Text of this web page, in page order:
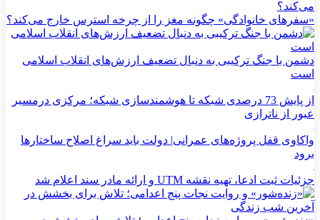
«سفرهای خانوادگی» چگونه مغز را از چرخه استرس خارج می‌کند؟
دشمن با جنگ ترکیبی به دنبال تضعیف ارزش‌های انقلاب اسلامی
است
از پایش 73 درصدی شبکه تا هوشمندسازی شبکه؛ مرکزی درمسیر
عبور از ناترازی
واکاوی قفل پروژه‌های عمرانی| دولت باید سراغ اصلاح ساختارها
برود
جزئیات ثبت ادعا، تهیه نقشه UTM و ارائه مادر سند اعلام شد